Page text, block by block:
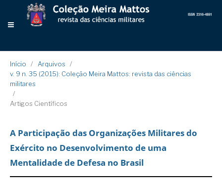
Início / Arquivos
/
v. 9 n. 35 (2015): Coleção Meira Mattos: revista das ciências
militares
/
Artigos Científicos
A Participação das Organizações Militares do
Exército no Desenvolvimento de uma
Mentalidade de Defesa no Brasil